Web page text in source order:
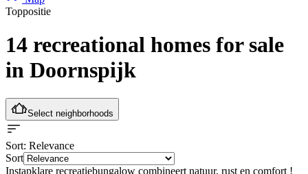
Toppositie
14 recreational homes for sale
in Doornspijk
Select neighborhoods
Sort: Relevance
Sort
Instapklare recreatiebungalow combineert natuur, rust en comfort !